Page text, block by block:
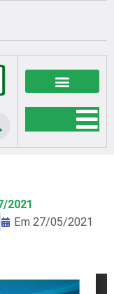
2021
Em 27/05/2021